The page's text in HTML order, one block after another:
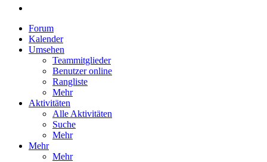
Forum
Kalender
Umsehen
Teammitglieder
Benutzer online
Rangliste
Mehr
Aktivitäten
Alle Aktivitäten
Suche
Mehr
Mehr
Mehr